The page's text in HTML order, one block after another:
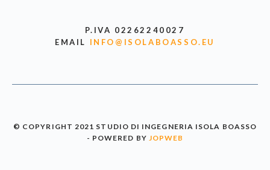
P.IVA 02262240027
EMAIL INFO@ISOLABOASSO.EU
© COPYRIGHT 2021 STUDIO DI INGEGNERIA ISOLA BOASSO
- POWERED BY JOPWEB